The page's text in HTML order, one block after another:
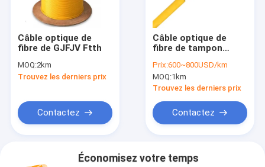
Câble optique de
fibre de GJFJV Ftth
MOQ:2km
Trouvez les derniers prix
Contactez
Câble optique de
fibre de tampon
OD6.5mm de PVC
Prix:600~800USD/km
MOQ:1km
Trouvez les derniers prix
Contactez
Économisez votre temps